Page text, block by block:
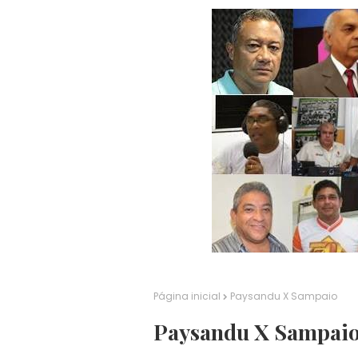
Página inicial Paysandu X Sampaio
Paysandu X